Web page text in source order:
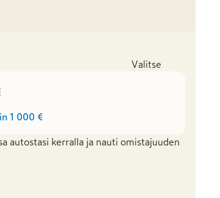
Valitse
1 000 €
autostasi kerralla ja nauti omistajuuden